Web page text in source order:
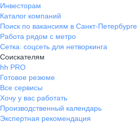
Инвесторам
Каталог компаний
Поиск по вакансиям в Санкт-Петербурге
Работа рядом с метро
Сетка: соцсеть для нетворкинга
Соискателям
hh PRO
Готовое резюме
Все сервисы
Хочу у вас работать
Производственный календарь
Экспертная рекомендация